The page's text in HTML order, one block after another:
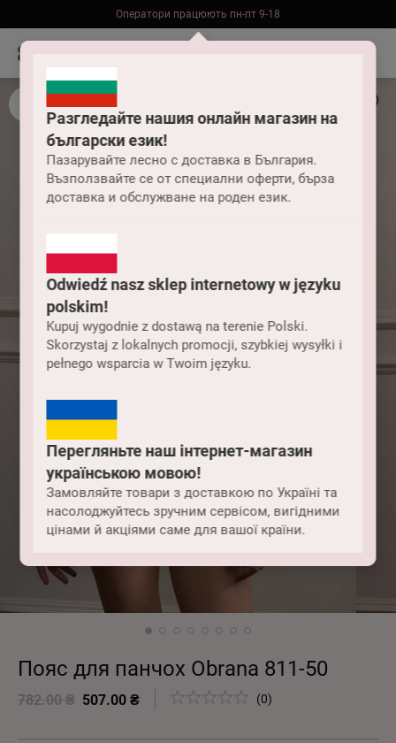
Разгледайте нашия онлайн магазин на
български език!
Пазарувайте лесно с доставка в България.
Възползвайте се от специални оферти, бърза
доставка и обслужване на роден език.
Odwiedź nasz sklep internetowy w języku
polskim!
Kupuj wygodnie z dostawą na terenie Polski.
Skorzystaj z lokalnych promocji, szybkiej wysyłki i
pełnego wsparcia w Twoim języku.
Перегляньте наш інтернет-магазин
українською мовою!
Замовляйте товари з доставкою по Україні та
насолоджуйтесь зручним сервісом, вигідними
цінами й акціями саме для вашої країни.
Оператори працюють пн-пт 9-18
Безкоштовна доставка до складу НП замовлень від 2000 грн
Пояс для панчох Obrana 811-50
782.00 ₴ 507.00 ₴ (0)